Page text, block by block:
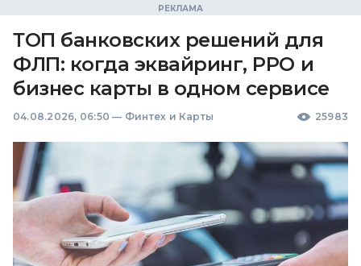
ТОП банковских решений для
ФЛП: когда эквайринг, РРО и
бизнес карты в одном сервисе
04.08.2026, 06:50 — Финтех и Карты 25983